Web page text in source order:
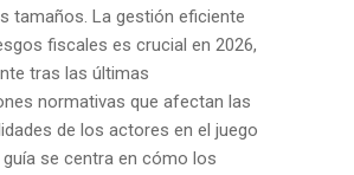
tamaños. La gestión eficiente
fiscales es crucial en 2026,
tras las últimas
normativas que afectan las
de los actores en el juego
guía se centra en cómo los